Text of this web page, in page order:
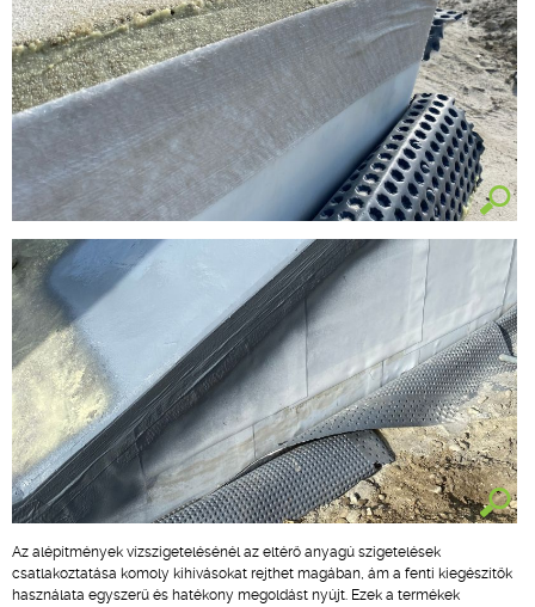
Az alépítmények vízszigetelésénél az eltérő anyagú szigetelések
csatlakoztatása komoly kihívásokat rejthet magában, ám a fenti kiegészítők
használata egyszerű és hatékony megoldást nyújt. Ezek a termékek